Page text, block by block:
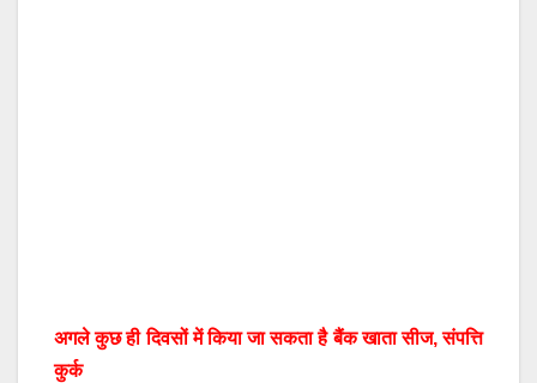
अगले कुछ ही दिवसों में किया जा सकता है बैंक खाता सीज, संपत्ति
कुर्क